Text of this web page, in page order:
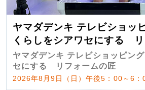
ヤマダデンキ テレビショッ
くらしをシアワセにする
匠 第7弾
ヤマダデンキ テレビショッピン
セにする リフォームの匠
2026年8月9日（日）午後5：00～6：